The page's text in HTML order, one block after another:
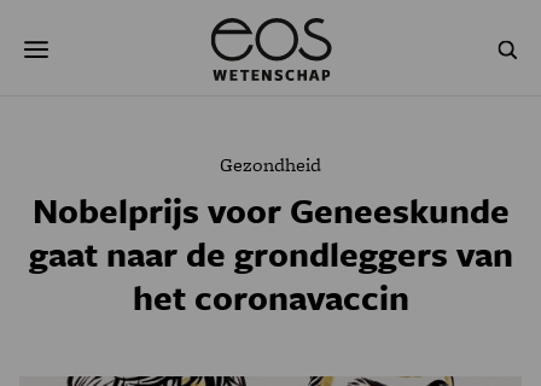
naar
NATUURWETENSCHAPPEN GESCHIEDENIS
PSYCHE & BREIN BLOGS
PODCAST AGENDA
Gezondheid
Nobelprijs voor Geneeskunde
gaat naar de grondleggers van
het coronavaccin